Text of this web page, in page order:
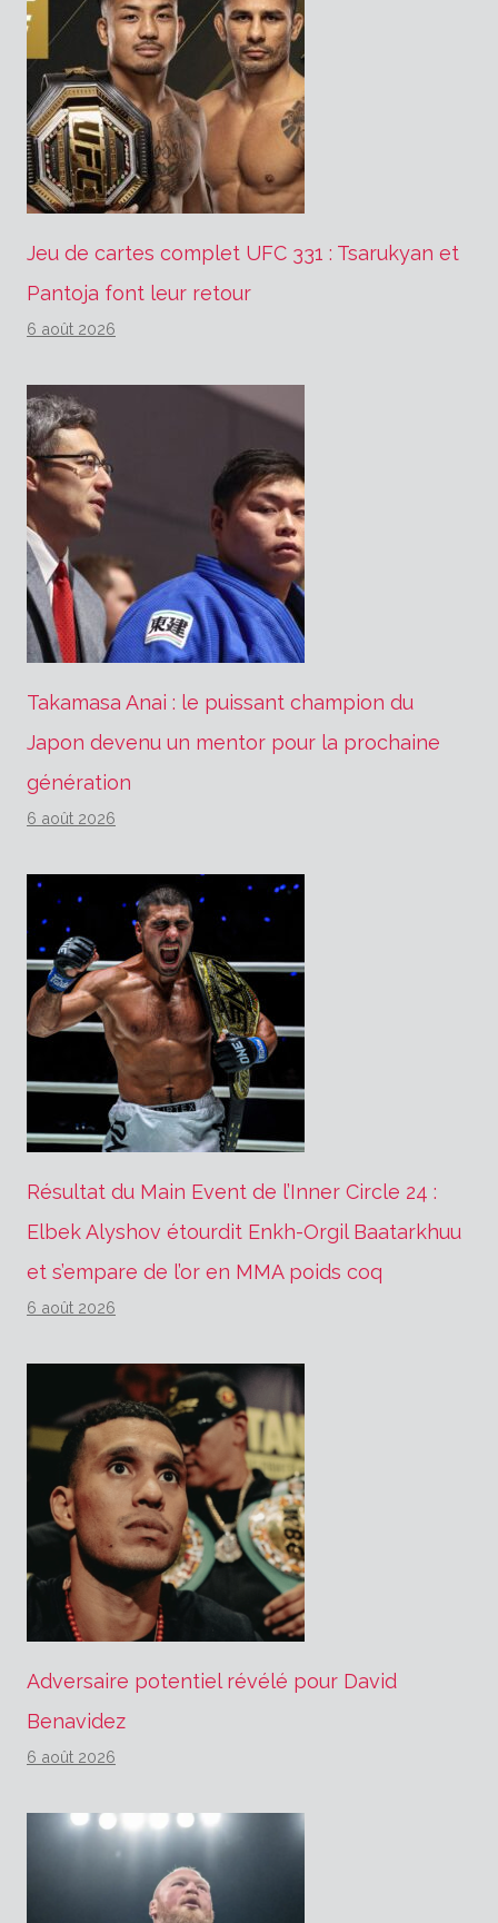
Jeu de cartes complet UFC 331 : Tsarukyan et
Pantoja font leur retour
6 août 2026
Takamasa Anai : le puissant champion du
Japon devenu un mentor pour la prochaine
génération
6 août 2026
Résultat du Main Event de l’Inner Circle 24 :
Elbek Alyshov étourdit Enkh-Orgil Baatarkhuu
et s’empare de l’or en MMA poids coq
6 août 2026
Adversaire potentiel révélé pour David
Benavidez
6 août 2026